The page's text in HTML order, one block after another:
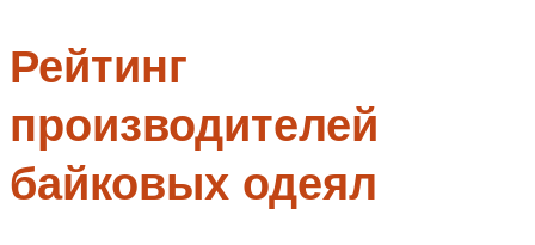
Рейтинг
производителей
байковых одеял